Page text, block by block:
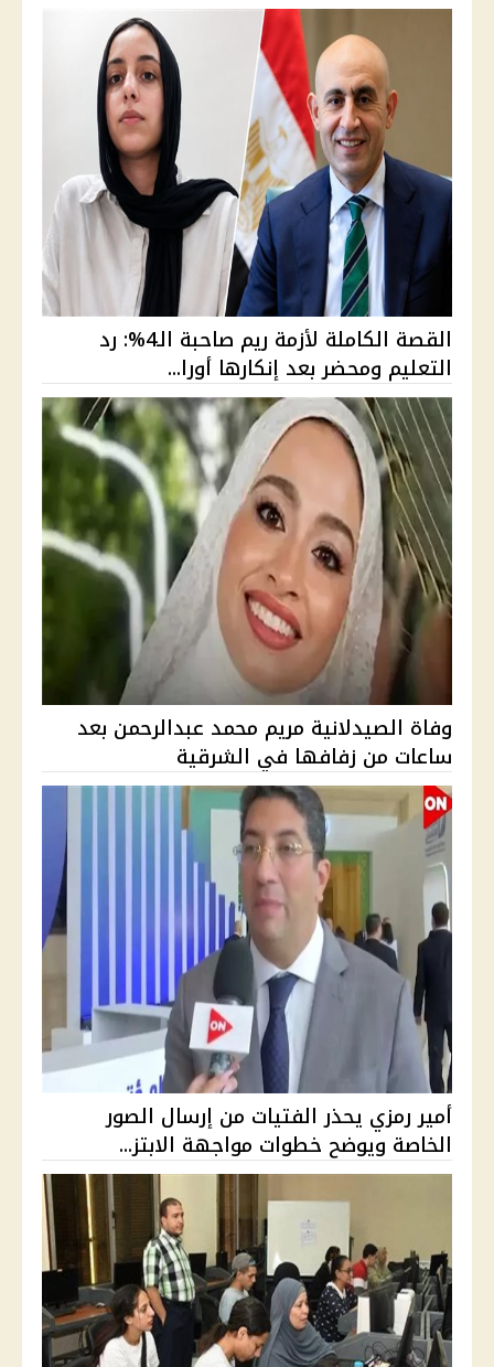
القصة الكاملة لأزمة ريم صاحبة الـ4%: رد
التعليم ومحضر بعد إنكارها أورا...
وفاة الصيدلانية مريم محمد عبدالرحمن بعد
ساعات من زفافها في الشرقية
أمير رمزي يحذر الفتيات من إرسال الصور
الخاصة ويوضح خطوات مواجهة الابتز...